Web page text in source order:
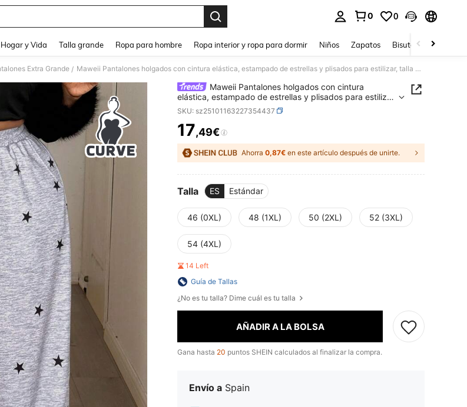
0 0
Hogar y Vida Talla grande Ropa para hombre Ropa interior y ropa para dormir Niños Zapatos Bisutería Y
Extra Grande / Maweii Pantalones holgados con cintura elástica, estampado de estrellas y plisados para estilizar, talla grande
Maweii Pantalones holgados con cintura
elástica, estampado de estrellas y plisados para estilizar,
talla grande
SKU: sz25101163227354437
PRICE AND AVAILABILITY
17,49€
Ahorra 0,87€ en este artículo después de unirte.
Talla ES Estándar
46 (0XL) 48 (1XL) 50 (2XL) 52 (3XL)
54 (4XL)
14 Left
Guía de Tallas
¿No es tu talla? Dime cuál es tu talla
AÑADIR A LA BOLSA
Gana hasta 20 puntos SHEIN calculados al finalizar la compra.
Envío a Spain